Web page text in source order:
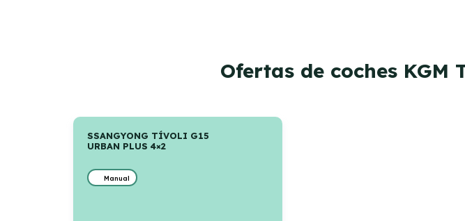
Ofertas de coches
SSANGYONG TÍVOLI G15
URBAN PLUS 4×2
Manual